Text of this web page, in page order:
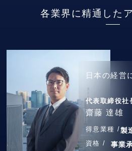
各業界に精通した
日本の経営
代表取締役社
齋藤 達雄
得意業種 /製
資格 /
事業